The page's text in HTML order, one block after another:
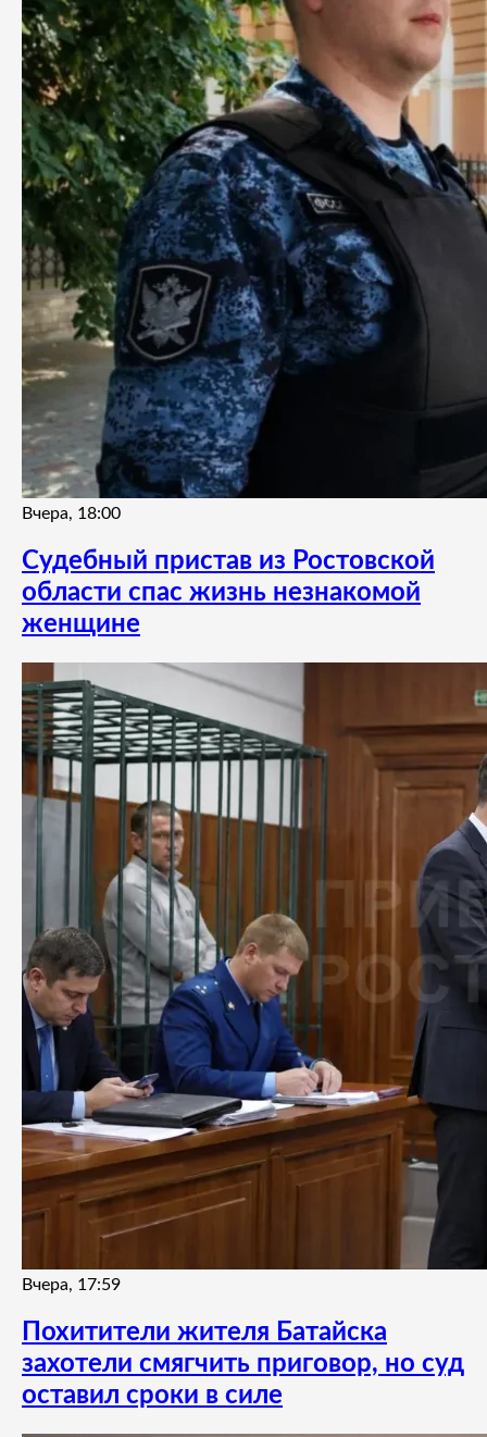
Вчера, 18:00
Судебный пристав из Ростовской
области спас жизнь незнакомой
женщине
Вчера, 17:59
Похитители жителя Батайска
захотели смягчить приговор, но суд
оставил сроки в силе